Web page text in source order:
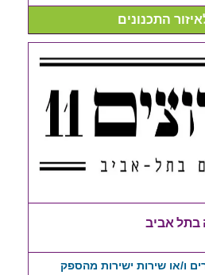
התכנונים
בתל אביב
ו/או שירות ישירות מהספק